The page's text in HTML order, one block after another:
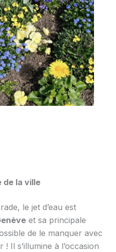
de la ville
le jet d’eau est
et sa principale
de le manquer avec
Il s’illumine à l’occasion